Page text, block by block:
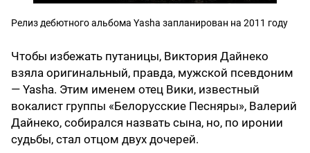
Релиз дебютного альбома Yasha запланирован на 2011 году
Чтобы избежать путаницы, Виктория Дайнеко
взяла оригинальный, правда, мужской псевдоним
— Yasha. Этим именем отец Вики, известный
вокалист группы «Белорусские Песняры», Валерий
Дайнеко, собирался назвать сына, но, по иронии
судьбы, стал отцом двух дочерей.